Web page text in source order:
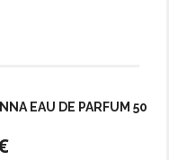
EAU DE PARFUM 50